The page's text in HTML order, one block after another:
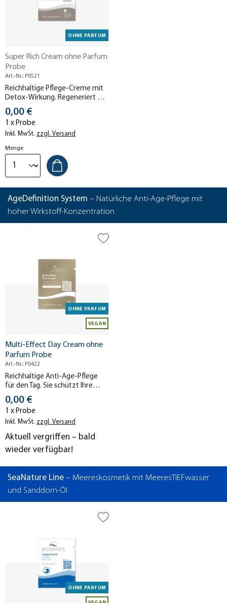
OHNE PARFUM
Super Rich Cream ohne Parfum
Probe
Art.-Nr.: P0521
Reichhaltige Pflege-Creme mit
Detox-Wirkung. Regeneriert die
Haut über Nacht und spendet
spürbar Feuchtigkeit. Ohne
Parfum.
Stückpreis
0,00 €
1 x Probe
Inkl. MwSt. zzgl. Versand
Menge
AgeDefinition System – Natürliche Anti-Age-Pflege mit
hoher Wirkstoff-Konzentration
OHNE PARFUM
VEGAN
Multi-Effect Day Cream ohne
Parfum Probe
Art.-Nr.: P0422
Reichhaltige Anti-Age-Pflege
für den Tag. Sie schützt Ihre
Haut, strafft sie und reduziert
Falten – für eine glattere Haut
mit mehr Spannkraft. Ohne
Parfum.
Stückpreis
0,00 €
1 x Probe
Inkl. MwSt. zzgl. Versand
Aktuell vergriffen – bald
wieder verfügbar!
SeaNature Line – Meereskosmetik mit MeeresTIEFwasser
und Sanddorn-Öl
OHNE PARFUM